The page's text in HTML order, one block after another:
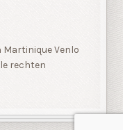
Venlo
rechten